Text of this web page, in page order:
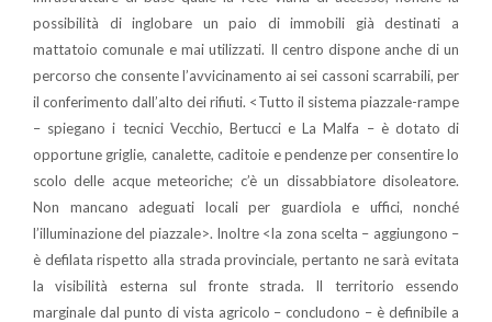
possibilità di inglobare un paio di immobili già destinati a
mattatoio comunale e mai utilizzati. Il centro dispone anche di un
percorso che consente l’avvicinamento ai sei cassoni scarrabili, per
il conferimento dall’alto dei rifiuti. <Tutto il sistema piazzale-rampe
– spiegano i tecnici Vecchio, Bertucci e La Malfa – è dotato di
opportune griglie, canalette, caditoie e pendenze per consentire lo
scolo delle acque meteoriche; c’è un dissabbiatore disoleatore.
Non mancano adeguati locali per guardiola e uffici, nonché
l’illuminazione del piazzale>. Inoltre <la zona scelta – aggiungono –
è defilata rispetto alla strada provinciale, pertanto ne sarà evitata
la visibilità esterna sul fronte strada. Il territorio essendo
marginale dal punto di vista agricolo – concludono – è definibile a